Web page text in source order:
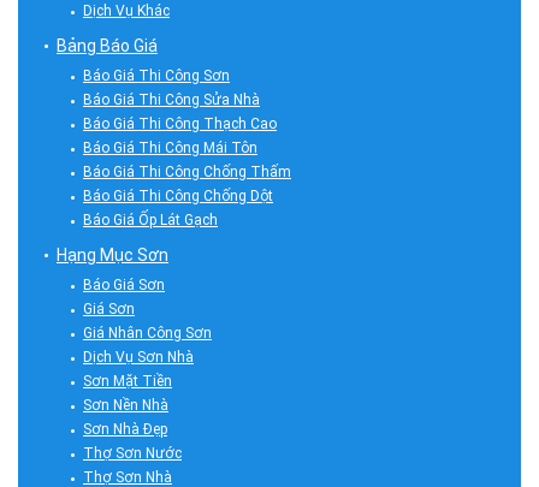
Dịch Vụ Khác
Bảng Báo Giá
Báo Giá Thi Công Sơn
Báo Giá Thi Công Sửa Nhà
Báo Giá Thi Công Thạch Cao
Báo Giá Thi Công Mái Tôn
Báo Giá Thi Công Chống Thấm
Báo Giá Thi Công Chống Dột
Báo Giá Ốp Lát Gạch
Hạng Mục Sơn
Báo Giá Sơn
Giá Sơn
Giá Nhân Công Sơn
Dịch Vụ Sơn Nhà
Sơn Mặt Tiền
Sơn Nền Nhà
Sơn Nhà Đẹp
Thợ Sơn Nước
Thợ Sơn Nhà